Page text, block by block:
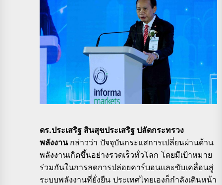
ดร.ประเสริฐ สินสุขประเสริฐ ปลัดกระทรวง
พลังงาน กล่าวว่า ปัจจุบันกระแสการเปลี่ยนผ่านด้าน
พลังงานเกิดขึ้นอย่างรวดเร็วทั่วโลก โดยมีเป้าหมาย
ร่วมกันในการลดการปล่อยคาร์บอนและขับเคลื่อนสู่
ระบบพลังงานที่ยั่งยืน ประเทศไทยเองก็กำลังเดินหน้า